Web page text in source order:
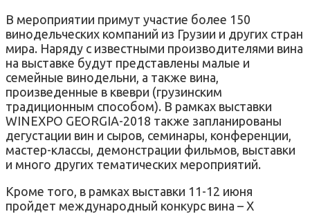
В мероприятии примут участие более 150
винодельческих компаний из Грузии и других стран
мира. Наряду с известными производителями вина
на выставке будут представлены малые и
семейные винодельни, а также вина,
произведенные в квеври (грузинским
традиционным способом). В рамках выставки
WINEXPO GEORGIA-2018 также запланированы
дегустации вин и сыров, семинары, конференции,
мастер-классы, демонстрации фильмов, выставки
и много других тематических мероприятий.
Кроме того, в рамках выставки 11-12 июня
пройдет международный конкурс вина – X